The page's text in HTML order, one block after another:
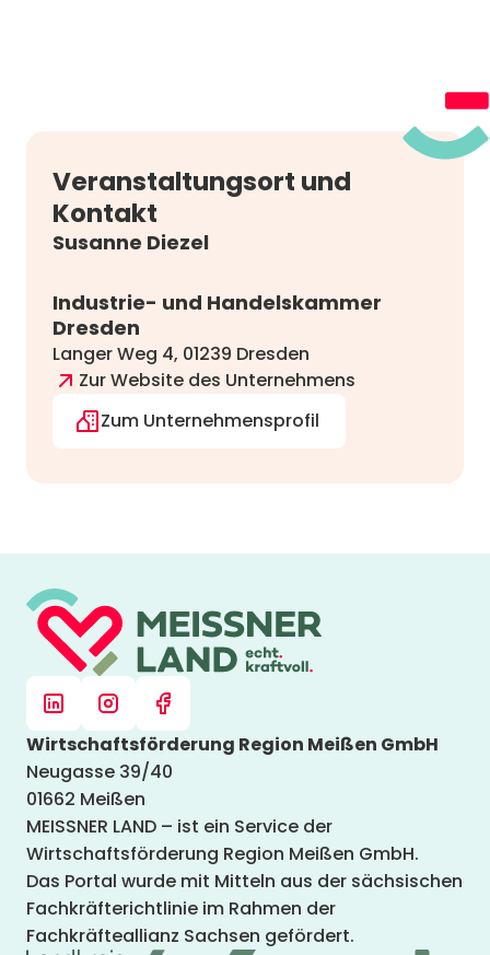
Veranstaltungsort und
Kontakt
Susanne Diezel
Industrie- und Handelskammer
Dresden
Langer Weg 4, 01239 Dresden
Zur Website des Unternehmens
Zum Unternehmensprofil
Wirtschaftsförderung Region Meißen GmbH
Neugasse 39/40
01662 Meißen
MEISSNER LAND – ist ein Service der
Wirtschaftsförderung Region Meißen GmbH.
Das Portal wurde mit Mitteln aus der sächsischen
Fachkräfterichtlinie im Rahmen der
Fachkräfteallianz Sachsen gefördert.